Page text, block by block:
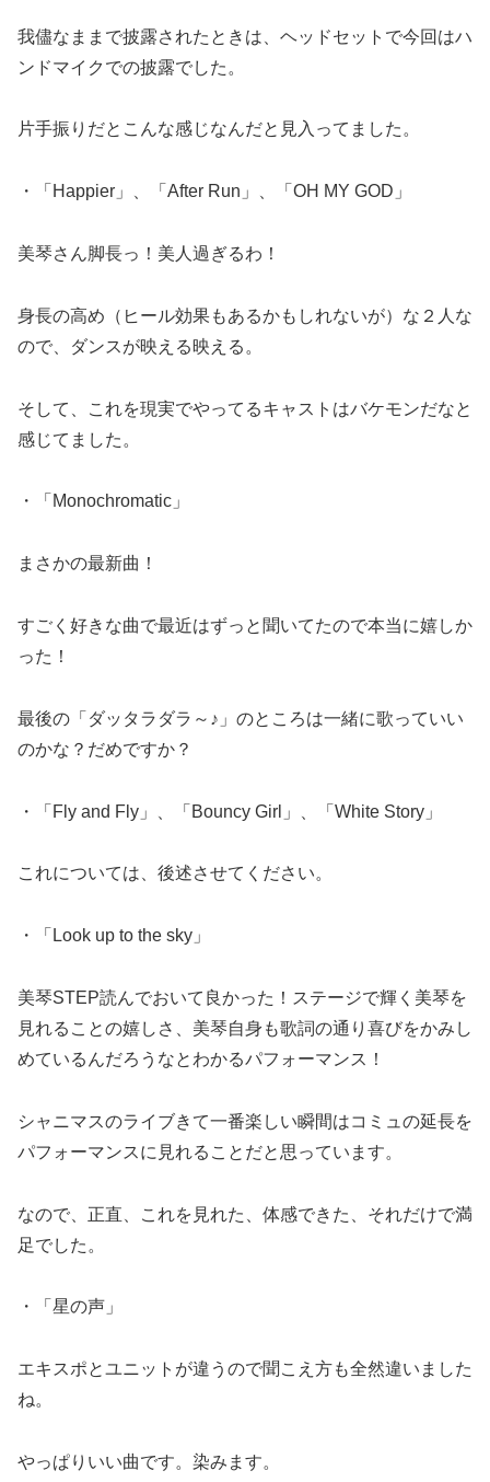
我儘なままで披露されたときは、ヘッドセットで今回はハ
ンドマイクでの披露でした。
片手振りだとこんな感じなんだと見入ってました。
・「Happier」、「After Run」、「OH MY GOD」
美琴さん脚長っ！美人過ぎるわ！
身長の高め（ヒール効果もあるかもしれないが）な２人な
ので、ダンスが映える映える。
そして、これを現実でやってるキャストはバケモンだなと
感じてました。
・「Monochromatic」
まさかの最新曲！
すごく好きな曲で最近はずっと聞いてたので本当に嬉しか
った！
最後の「ダッタラダラ～♪」のところは一緒に歌っていい
のかな？だめですか？
・「Fly and Fly」、「Bouncy Girl」、「White Story」
これについては、後述させてください。
・「Look up to the sky」
美琴STEP読んでおいて良かった！ステージで輝く美琴を
見れることの嬉しさ、美琴自身も歌詞の通り喜びをかみし
めているんだろうなとわかるパフォーマンス！
シャニマスのライブきて一番楽しい瞬間はコミュの延長を
パフォーマンスに見れることだと思っています。
なので、正直、これを見れた、体感できた、それだけで満
足でした。
・「星の声」
エキスポとユニットが違うので聞こえ方も全然違いました
ね。
やっぱりいい曲です。染みます。